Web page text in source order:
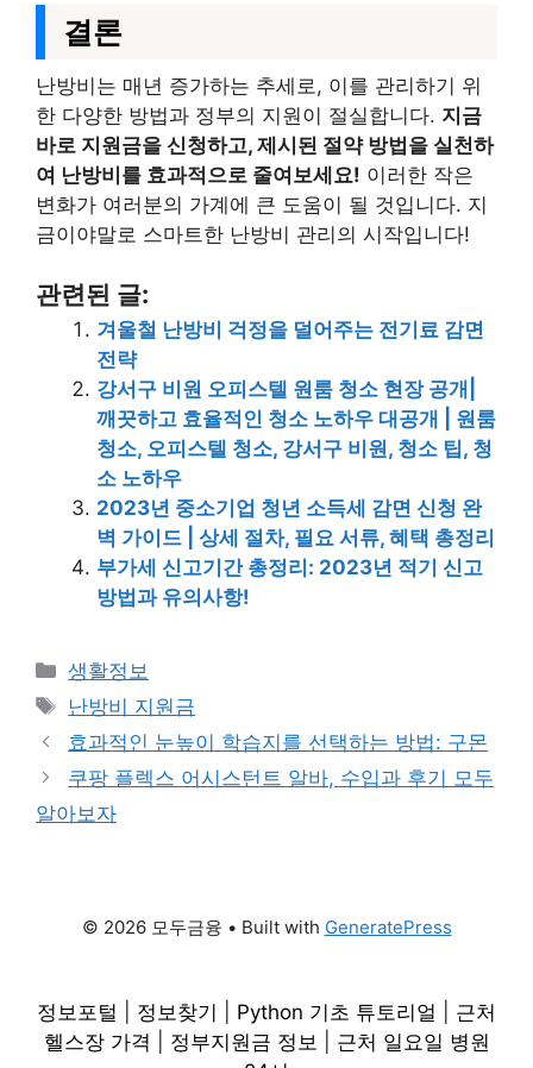
결론
난방비는 매년 증가하는 추세로, 이를 관리하기 위
한 다양한 방법과 정부의 지원이 절실합니다. 지금
바로 지원금을 신청하고, 제시된 절약 방법을 실천하
여 난방비를 효과적으로 줄여보세요! 이러한 작은
변화가 여러분의 가계에 큰 도움이 될 것입니다. 지
금이야말로 스마트한 난방비 관리의 시작입니다!
관련된 글:
겨울철 난방비 걱정을 덜어주는 전기료 감면
전략
강서구 비원 오피스텔 원룸 청소 현장 공개|
깨끗하고 효율적인 청소 노하우 대공개 | 원룸
청소, 오피스텔 청소, 강서구 비원, 청소 팁, 청
소 노하우
2023년 중소기업 청년 소득세 감면 신청 완
벽 가이드 | 상세 절차, 필요 서류, 혜택 총정리
부가세 신고기간 총정리: 2023년 적기 신고
방법과 유의사항!
Categories
생활정보
Tags
난방비 지원금
효과적인 눈높이 학습지를 선택하는 방법: 구몬
쿠팡 플렉스 어시스턴트 알바, 수입과 후기 모두
알아보자
© 2026 모두금융 • Built with GeneratePress
정보포털 정보찾기 Python 기초 튜토리얼
근처
헬스장 가격
정부지원금 정보
근처 일요일 병원